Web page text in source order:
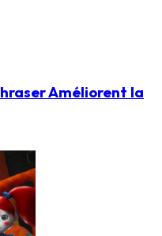
Améliorent la